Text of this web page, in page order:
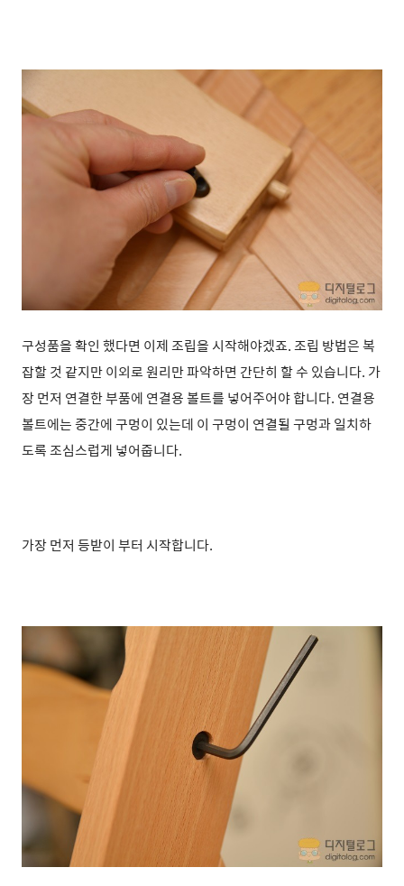
구성품을 확인 했다면 이제 조립을 시작해야겠죠. 조립 방법은 복
잡할 것 같지만 이외로 원리만 파악하면 간단히 할 수 있습니다. 가
장 먼저 연결한 부품에 연결용 볼트를 넣어주어야 합니다. 연결용
볼트에는 중간에 구멍이 있는데 이 구멍이 연결될 구멍과 일치하
도록 조심스럽게 넣어줍니다.
가장 먼저 등받이 부터 시작합니다.